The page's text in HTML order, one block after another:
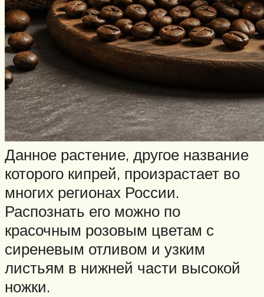
Данное растение, другое название
которого кипрей, произрастает во
многих регионах России.
Распознать его можно по
красочным розовым цветам с
сиреневым отливом и узким
листьям в нижней части высокой
ножки.